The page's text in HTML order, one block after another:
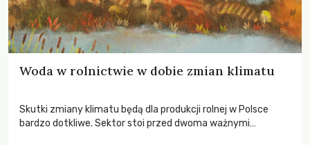
Woda w rolnictwie w dobie zmian klimatu
Skutki zmiany klimatu będą dla produkcji rolnej w Polsce
bardzo dotkliwe. Sektor stoi przed dwoma ważnymi